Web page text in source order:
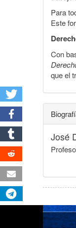
Para
Este
Con
que el
José